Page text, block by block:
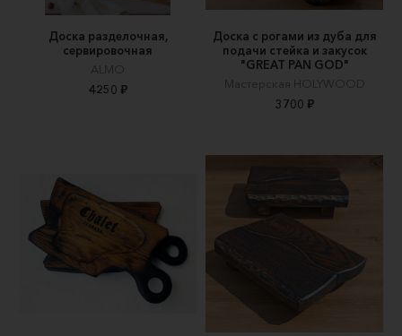
Доска разделочная,
сервировочная
ALMO
4250 ₽
Доска с рогами из дуба для
подачи стейка и закусок
"GREAT PAN GOD"
Мастерская HOLYWOOD
3700 ₽